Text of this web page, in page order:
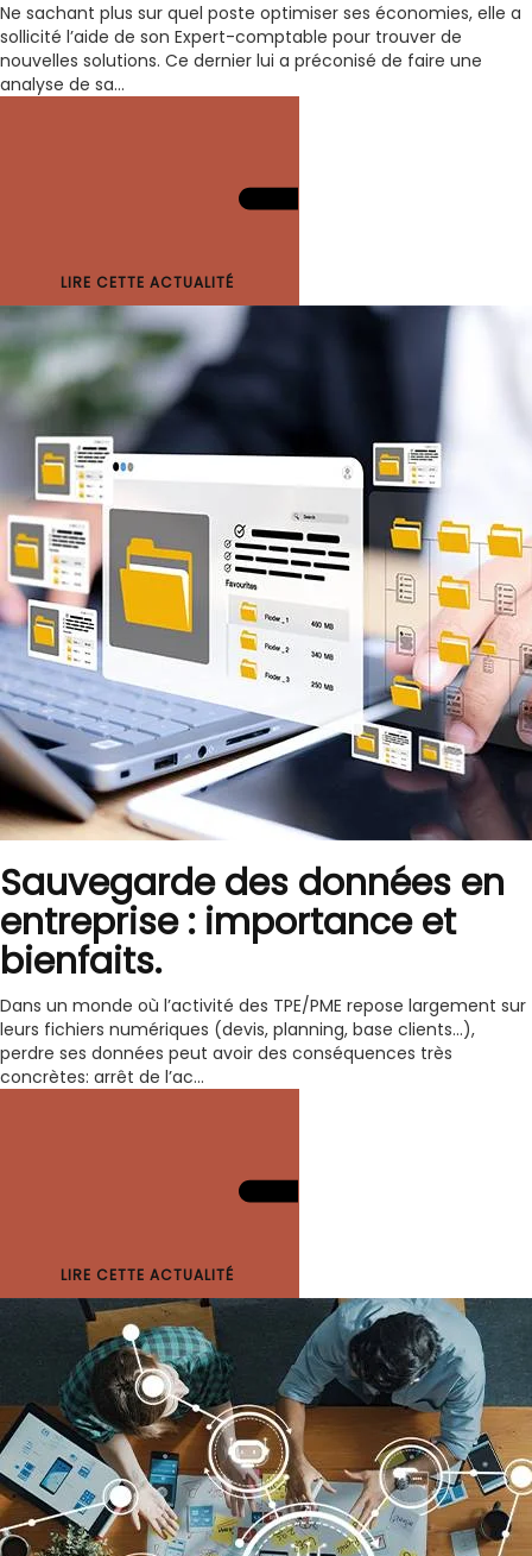
Ne sachant plus sur quel poste optimiser ses économies, elle a
sollicité l’aide de son Expert-comptable pour trouver de
nouvelles solutions. Ce dernier lui a préconisé de faire une
analyse de sa...
LIRE CETTE ACTUALITÉ
Sauvegarde des données en
entreprise : importance et
bienfaits.
Dans un monde où l’activité des TPE/PME repose largement sur
leurs fichiers numériques (devis, planning, base clients…),
perdre ses données peut avoir des conséquences très
concrètes: arrêt de l’ac...
LIRE CETTE ACTUALITÉ